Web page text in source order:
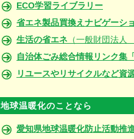
ECO学習ライブラリー
省エネ製品買換えナビゲーシ
生活の省エネ （一般財団法人
自治体ごみ総合情報リンク集
リユースやリサイクルなど資
地球温暖化のことなら
愛知県地球温暖化防止活動推